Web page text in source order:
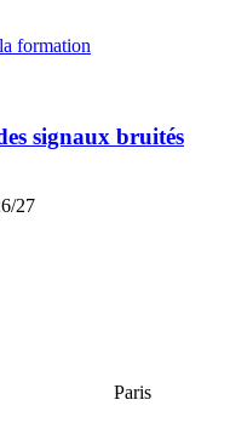
formation
signaux bruités
27
Paris